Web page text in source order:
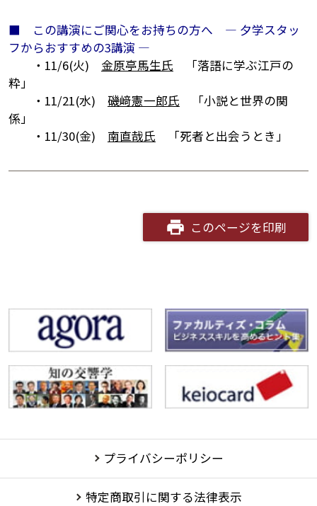
■ この講演にご関心をお持ちの方へ ― 夕学スタッ
フからおすすめの3講演 ―
・11/6(火) 金原亭馬生氏 「落語に学ぶ江戸の
粋」
・11/21(水) 磯﨑憲一郎氏 「小説と世界の関
係」
・11/30(金) 南直哉氏 「死者と出会うとき」
このページを印刷
講演アーカイブ
7日間無料体験
プライバシーポリシー
特定商取引に関する法律表示